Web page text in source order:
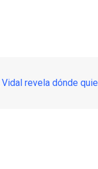
Vidal revela dónde